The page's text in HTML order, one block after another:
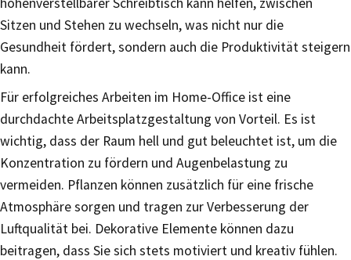
Sitzen und Stehen zu wechseln, was nicht nur die
Gesundheit fördert, sondern auch die Produktivität steigern
kann.
Für erfolgreiches Arbeiten im Home-Office ist eine
durchdachte Arbeitsplatzgestaltung von Vorteil. Es ist
wichtig, dass der Raum hell und gut beleuchtet ist, um die
Konzentration zu fördern und Augenbelastung zu
vermeiden. Pflanzen können zusätzlich für eine frische
Atmosphäre sorgen und tragen zur Verbesserung der
Luftqualität bei. Dekorative Elemente können dazu
beitragen, dass Sie sich stets motiviert und kreativ fühlen.